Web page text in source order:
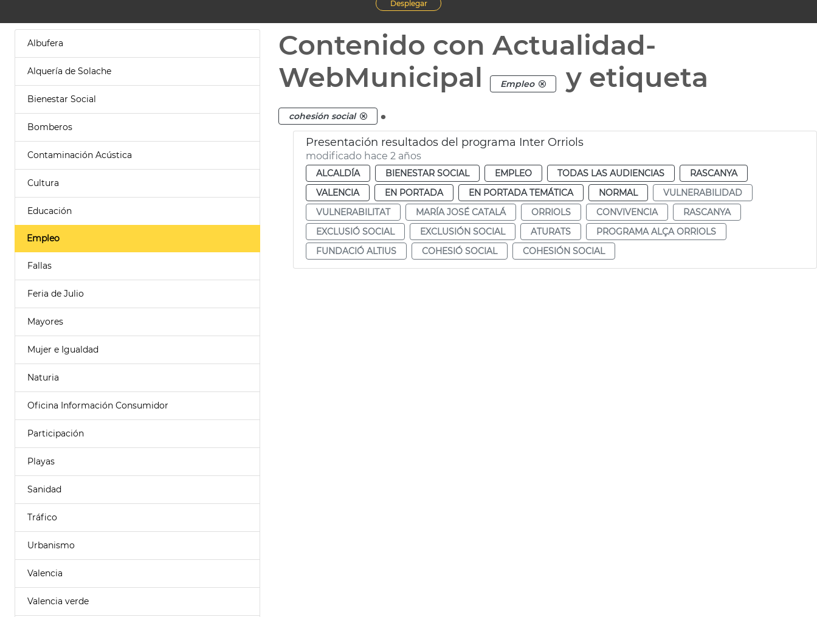
Desplegar
Albufera
Alquería de Solache
Bienestar Social
Bomberos
Contaminación Acústica
Cultura
Educación
Empleo
Fallas
Feria de Julio
Mayores
Mujer e Igualdad
Naturia
Oficina Información Consumidor
Participación
Playas
Sanidad
Tráfico
Urbanismo
Valencia
Valencia verde
Contenido con Actualidad-
WebMunicipal
Empleo y etiqueta
cohesión social .
Presentación resultados del programa Inter Orriols
modificado hace 2 años
ALCALDÍA BIENESTAR SOCIAL EMPLEO TODAS LAS AUDIENCIAS
RASCANYA
VALENCIA
EN PORTADA EN PORTADA TEMÁTICA NORMAL
VULNERABILIDAD
VULNERABILITAT
MARÍA JOSÉ CATALÁ ORRIOLS CONVIVENCIA
RASCANYA
EXCLUSIÓ SOCIAL
EXCLUSIÓN SOCIAL ATURATS
PROGRAMA ALÇA ORRIOLS
FUNDACIÓ ALTIUS
COHESIÓ SOCIAL COHESIÓN SOCIAL